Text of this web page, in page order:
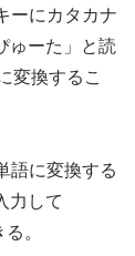
ーにカタカナ
ゅーた」と読
変換するこ
語に変換する
力して
。